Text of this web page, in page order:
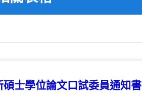
士學位論文口試委員通知書